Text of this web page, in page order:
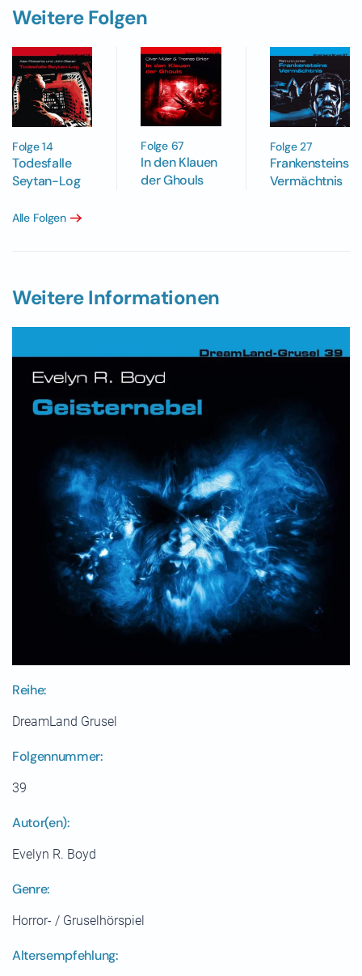
Weitere Folgen
Folge 14
Todesfalle
Seytan-Log
Folge 67
In den Klauen
der Ghouls
Folge 27
Frankensteins
Vermächtnis
Alle Folgen
Weitere Informationen
Reihe:
DreamLand Grusel
Folgennummer:
39
Autor(en):
Evelyn R. Boyd
Genre:
Horror- / Gruselhörspiel
Altersempfehlung: